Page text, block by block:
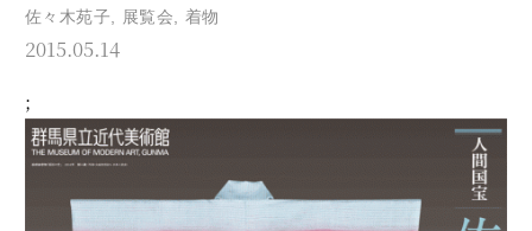
佐々木苑子 展覧会 着物
2015.05.14
;